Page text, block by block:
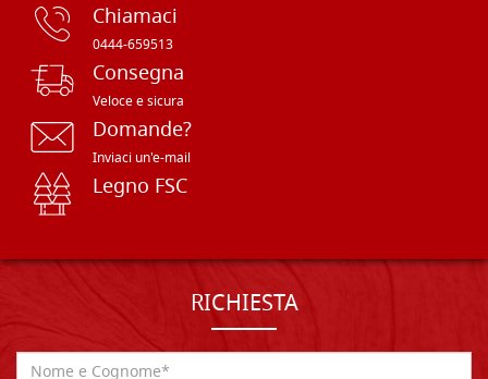
Chiamaci
0444-659513
Consegna
Veloce e sicura
Domande?
Inviaci un'e-mail
Legno FSC
RICHIESTA